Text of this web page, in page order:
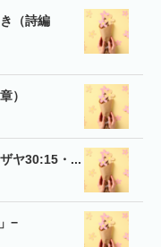
（詩編
）
ヤ30:15・...
−